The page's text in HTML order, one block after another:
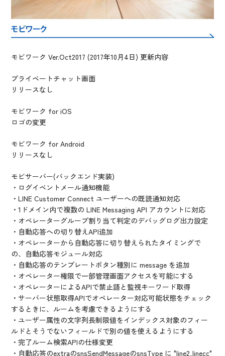
モビワーク Ver.Oct2017 (2017年10月4日) 更新内容
プライベートチャット画面
リリースなし
モビワーク for iOS
ロゴの変更
モビワーク for Android
リリースなし
モビサーバー(バックエンド実装)
・ログイベントメール通知機能
・LINE Customer Connect ユーザーへの既読通知対応
・1ドメイン内で複数の LINE Messaging API アカウントに対応
・オペレーターグループ割り当て判定のデバッグログ出力設定
・自動応答への切り替えAPI追加
・オペレーターから自動応答に切り替えられたタイミングで
の、自動応答モジュール対応
・自動応答のテンプレートボタン種別に message を追加
・オペレーター権限で一部管理画面アクセスを可能にする
・オペレーターによるAPIで禁止語と監視キーワード取得
・サーバー状態取得APIでオペレーター対応可能状態をチェック
するときに、ルームを考慮できるようにする
・ユーザー属性の文字列長制限値をインデックス対象のフィー
ルドとそうでないフィールドで別の値を使えるようにする
・完了ルーム検索APIの仕様変更
・自動応答のextraのsnsSendMessageのsnsType に "line2,linecc"